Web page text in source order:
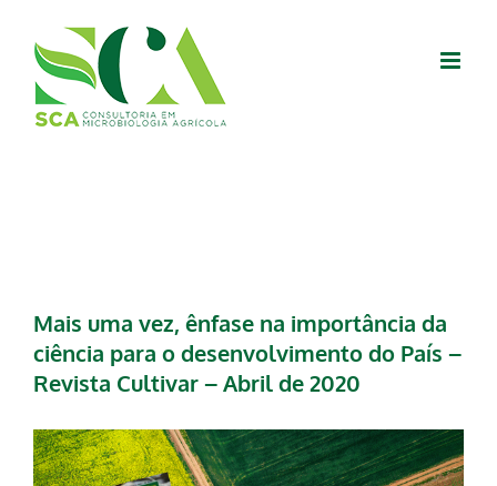
content
Mais uma vez, ênfase na importância da
ciência para o desenvolvimento do País –
Revista Cultivar – Abril de 2020
View
Larger